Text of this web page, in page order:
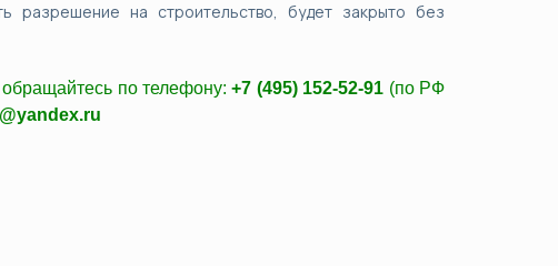
на строительство, будет закрыто без
по телефону:+7 (495) 152-52-91 (по РФ